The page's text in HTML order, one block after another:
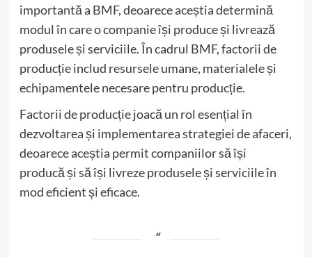
importantă a BMF, deoarece aceștia determină
modul în care o companie își produce și livrează
produsele și serviciile. În cadrul BMF, factorii de
producție includ resursele umane, materialele și
echipamentele necesare pentru producție.
Factorii de producție joacă un rol esențial în
dezvoltarea și implementarea strategiei de afaceri,
deoarece aceștia permit companiilor să își
producă și să își livreze produsele și serviciile în
mod eficient și eficace.